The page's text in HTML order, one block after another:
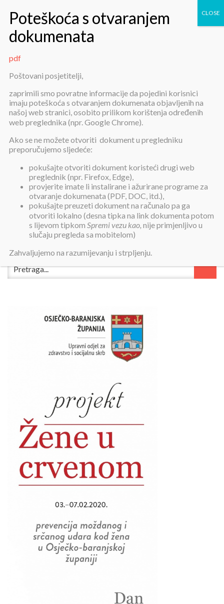
pdf
Objavljeno:16. prosinca 2024.
pdf
Poštovani posjetitelji,
zaprimili smo povratne informacije da pojedini korisnici
imaju poteškoća s otvaranjem dokumenata objavljenih na
našoj web stranici, osobito prilikom korištenja određenih
web preglednika (npr. Google Chrome).
Ako se ne možete otvoriti dokument u pregledniku
preporučujemo sljedeće:
pokušajte otvoriti dokument koristeći drugi web
preglednik (npr. Firefox, Edge),
provjerite imate li instalirane i ažurirane programe za
otvaranje dokumenata (PDF, DOC, itd.),
pokušajte preuzeti dokument na računalo pa ga
otvoriti lokalno (desna tipka na link dokumenta potom
s lijevom tipkom Spremi vezu kao, nije primjenljivo u
slučaju pregleda sa mobitelom)
Zahvaljujemo na razumijevanju i strpljenju.